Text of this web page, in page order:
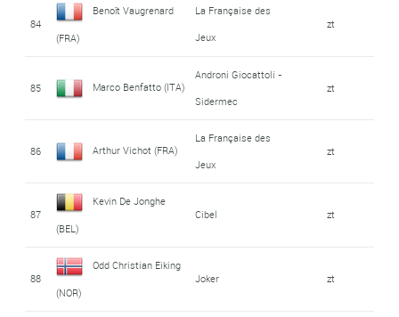
84
Benoît Vaugrenard
(FRA)
La Française des
Jeux
zt
85 Marco Benfatto (ITA)
Androni Giocattoli -
Sidermec
zt
86 Arthur Vichot (FRA)
La Française des
Jeux
zt
87
Kevin De Jonghe
(BEL)
Cibel zt
88
Odd Christian Eiking
(NOR)
Joker zt